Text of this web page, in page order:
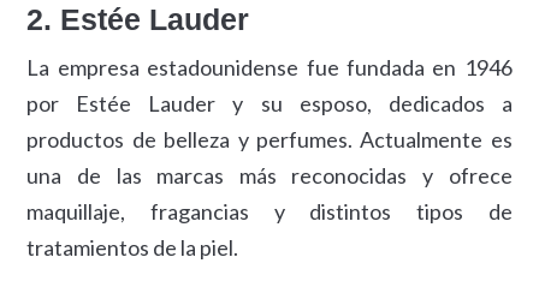
2. Estée Lauder
La empresa estadounidense fue fundada en 1946
por Estée Lauder y su esposo, dedicados a
productos de belleza y perfumes. Actualmente es
una de las marcas más reconocidas y ofrece
maquillaje, fragancias y distintos tipos de
tratamientos de la piel.